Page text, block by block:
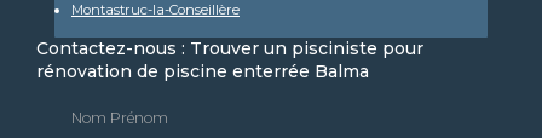
Montastruc-la-Conseillère
Contactez-nous : Trouver un pisciniste pour
rénovation de piscine enterrée Balma